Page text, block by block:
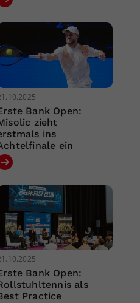
Bank Open:
zieht
ins
ein
Bank Open:
als
Practice